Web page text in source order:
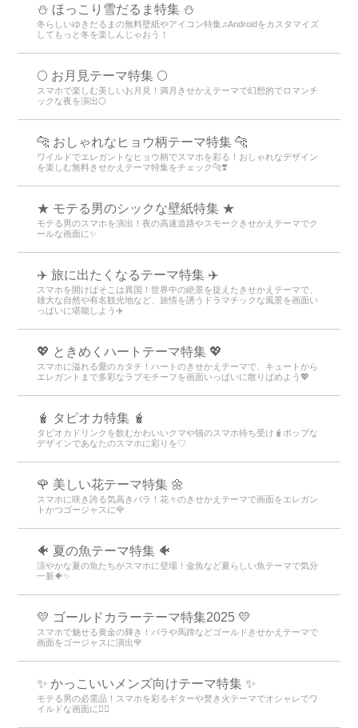
⛄ ほっこり雪だるま特集 ⛄
冬らしいゆきだるまの無料壁紙やアイコン特集♫Androidをカスタマイズ
してもっと冬を楽しんじゃおう！
🌕 お月見テーマ特集 🌕
スマホで楽しむ美しいお月見！満月きせかえテーマで幻想的でロマンチ
ックな夜を演出🌕
🐆 おしゃれなヒョウ柄テーマ特集 🐆
ワイルドでエレガントなヒョウ柄でスマホを彩る！おしゃれなデザイン
を楽しむ無料きせかえテーマ特集をチェック🐆❣️
★ モテる男のシックな壁紙特集 ★
モテる男のスマホを演出！夜の高速道路やスモークきせかえテーマでク
ールな画面に✨
✈️ 旅に出たくなるテーマ特集 ✈️
スマホを開けばそこは異国！世界中の絶景を捉えたきせかえテーマで、
雄大な自然や有名観光地など、旅情を誘うドラマチックな風景を画面い
っぱいに堪能しよう✈️
💖 ときめくハートテーマ特集 💖
スマホに溢れる愛のカタチ！ハートのきせかえテーマで、キュートから
エレガントまで多彩なラブモチーフを画面いっぱいに散りばめよう💖
🧋 タピオカ特集 🧋
タピオカドリンクを飲むかわいいクマや猫のスマホ待ち受け🧋ポップな
デザインであなたのスマホに彩りを♡
🌹 美しい花テーマ特集 🌼
スマホに咲き誇る気高きバラ！花々のきせかえテーマで画面をエレガン
トかつゴージャスに🌹
🐠 夏の魚テーマ特集 🐠
涼やかな夏の魚たちがスマホに登場！金魚など夏らしい魚テーマで気分
一新🐠✨
💛 ゴールドカラーテーマ特集2025 💛
スマホで魅せる黄金の輝き！バラや馬蹄などゴールドきせかえテーマで
画面をゴージャスに演出🌹
✨ かっこいいメンズ向けテーマ特集 ✨
モテる男の必需品！スマホを彩るギターや焚き火テーマでオシャレでワ
イルドな画面に👍🏻